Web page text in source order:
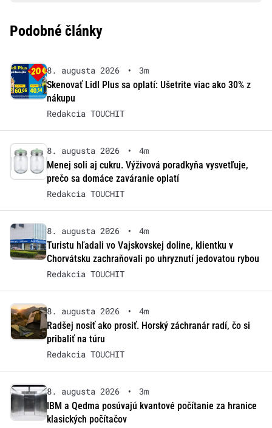
Podobné články
8. augusta 2026 •
3m
Skenovať Lidl Plus sa oplatí: Ušetrite viac ako 30% z
nákupu
Redakcia TOUCHIT
8. augusta 2026 •
4m
Menej soli aj cukru. Výživová poradkyňa vysvetľuje,
prečo sa domáce zaváranie oplatí
Redakcia TOUCHIT
8. augusta 2026 •
4m
Turistu hľadali vo Vajskovskej doline, klientku v
Chorvátsku zachraňovali po uhryznutí jedovatou rybou
Redakcia TOUCHIT
8. augusta 2026 •
4m
Radšej nosiť ako prosiť. Horský záchranár radí, čo si
pribaliť na túru
Redakcia TOUCHIT
8. augusta 2026 •
3m
IBM a Qedma posúvajú kvantové počítanie za hranice
klasických počítačov